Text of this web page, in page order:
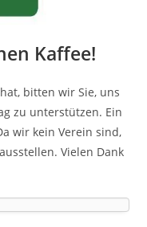
Kaffee!
bitten wir Sie, uns
zu unterstützen. Ein
wir kein Verein sind,
Vielen Dank